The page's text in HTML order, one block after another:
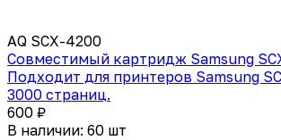
AQ SCX-4200
Совместимый картридж Samsung
Подходит для принтеров Samsung
3000 страниц.
600 ₽
В наличии: 60 шт